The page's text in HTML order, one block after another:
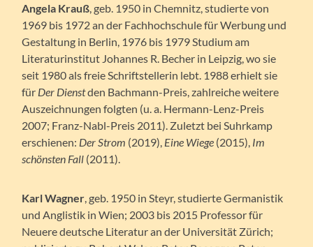
Angela Krauß, geb. 1950 in Chemnitz, studierte von
1969 bis 1972 an der Fachhochschule für Werbung und
Gestaltung in Berlin, 1976 bis 1979 Studium am
Literaturinstitut Johannes R. Becher in Leipzig, wo sie
seit 1980 als freie Schriftstellerin lebt. 1988 erhielt sie
für Der Dienstden Bachmann-Preis, zahlreiche weitere
Auszeichnungen folgten (u. a. Hermann-Lenz-Preis
2007; Franz-Nabl-Preis 2011). Zuletzt bei Suhrkamp
erschienen: Der Strom (2019), Eine Wiege (2015), Im
schönsten Fall (2011).
Karl Wagner, geb. 1950 in Steyr, studierte Germanistik
und Anglistik in Wien; 2003 bis 2015 Professor für
Neuere deutsche Literatur an der Universität Zürich;